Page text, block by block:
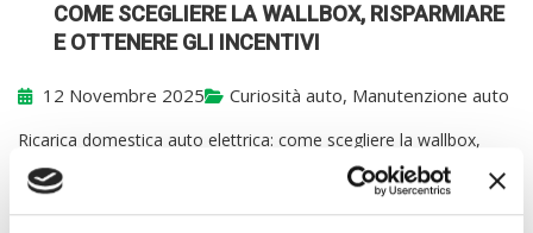
COME SCEGLIERE LA WALLBOX, RISPARMIARE
E OTTENERE GLI INCENTIVI
12 Novembre 2025 Curiosità auto, Manutenzione auto
Ricarica domestica auto elettrica: come scegliere la wallbox,
risparmiare e ottenere gli incentivi Hai mai guardato la batteria
scendere al 20% tornando a casa e desiderato un pieno
semplice, economico e sicuro durante la notte? Ecco come